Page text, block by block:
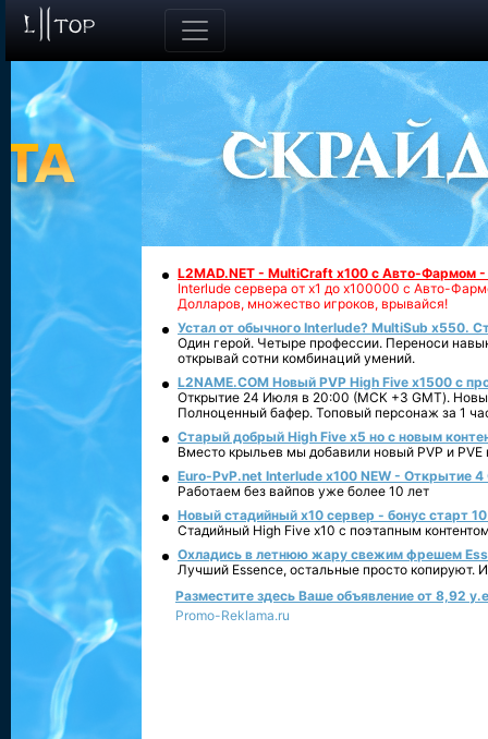
L2MAD.NET - MultiCraft x100 с Авто-Фармом
Interlude сервера от х1 до х100000 с Авто-
Долларов, множество игроков, врывайся!
Устал от обычного Interlude? MultiSub x550.
Один герой. Четыре профессии. Переноси
открывай сотни комбинаций умений.
L2NAME.COM Новый PVP High Five x1500 с
Открытие 24 Июля в 20:00 (МСК +3 GMT).
Полноценный бафер. Топовый персонаж за 1
Старый добрый High Five x5 но с новым
Вместо крыльев мы добавили новый PVP и PVE
Euro-PvP.net Interlude х100 NEW - Открытие 4
Работаем без вайпов уже более 10 лет
Новый стадийный х10 сервер - бонус старт
Стадийный High Five x10 с поэтапным
Охладись в летнюю жару свежим фрешем
Лучший Essence, остальные просто копируют.
Разместите здесь Ваше объявление от 8,92
Promo-Reklama.ru